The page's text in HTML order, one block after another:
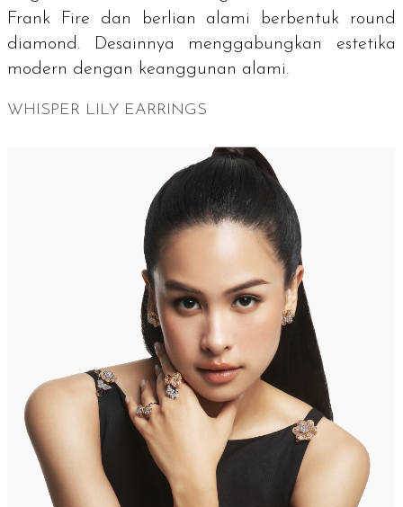
Frank Fire dan berlian alami berbentuk round
diamond . Desainnya menggabungkan estetika
modern dengan keanggunan alami.
WHISPER LILY EARRINGS